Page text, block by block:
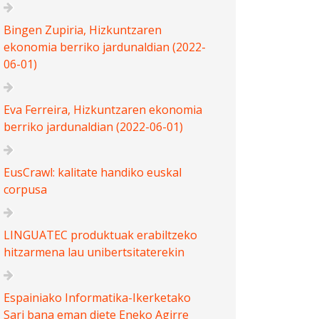
Bingen Zupiria, Hizkuntzaren
ekonomia berriko jardunaldian (2022-
06-01)
Eva Ferreira, Hizkuntzaren ekonomia
berriko jardunaldian (2022-06-01)
EusCrawl: kalitate handiko euskal
corpusa
LINGUATEC produktuak erabiltzeko
hitzarmena lau unibertsitaterekin
Espainiako Informatika-Ikerketako
Sari bana eman diete Eneko Agirre